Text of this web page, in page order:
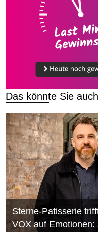
Das könnte Sie
Sterne-Patisserie
VOX auf Emotionen: